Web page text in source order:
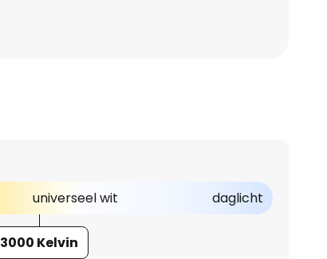
universeel wit daglicht
3000 Kelvin